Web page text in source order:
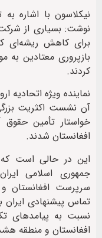
نیکلاسون با اشاره
نوشت: بسیاری از
برای کاهش
بازپروری معتادین به
کردند.
نماینده ویژه اتحادیه
آن نشست اکثریت
خواستار تأمین
افغانستان شدند.
این در حالی است
جمهوری اسلامی
سرپرست افغانستان و
تماس پیشنهادی ایران
نسبت به پیامدهای
افغانستان و منطقه